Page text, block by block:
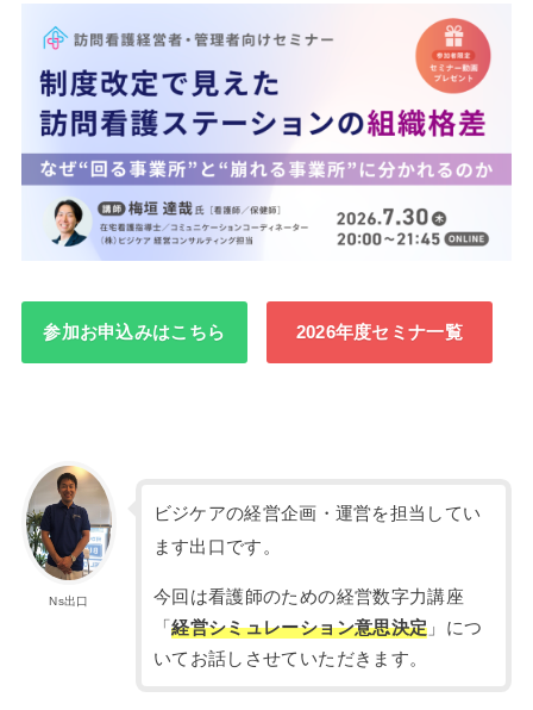
参加お申込みはこちら 2026年度セミナ一覧
Ns出口
ビジケアの経営企画・運営を担当してい
ます出口です。
今回は看護師のための経営数字力講座
「経営シミュレーション意思決定 」につ
いてお話しさせていただきます。